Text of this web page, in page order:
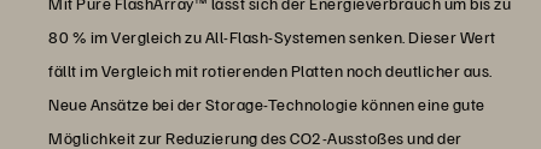
80 % im Vergleich zu All-Flash-Systemen senken. Dieser Wert
fällt im Vergleich mit rotierenden Platten noch deutlicher aus.
Neue Ansätze bei der Storage-Technologie können eine gute
Möglichkeit zur Reduzierung des CO2-Ausstoßes und der